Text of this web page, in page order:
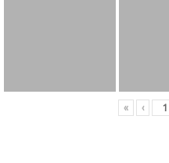
« ‹